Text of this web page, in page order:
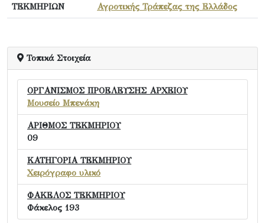
ΤΕΚΜΗΡΙΩΝ
Αγροτικής Τράπεζας της Ελλάδος
Τοπικά Στοιχεία
ΟΡΓΑΝΙΣΜΟΣ ΠΡΟΕΛΕΥΣΗΣ ΑΡΧΕΙΟΥ
Μουσείο Μπενάκη
ΑΡΙΘΜΟΣ ΤΕΚΜΗΡΙΟΥ
09
ΚΑΤΗΓΟΡΙΑ ΤΕΚΜΗΡΙΟΥ
Χειρόγραφο υλικό
ΦΑΚΕΛΟΣ ΤΕΚΜΗΡΙΟΥ
Φάκελος 193